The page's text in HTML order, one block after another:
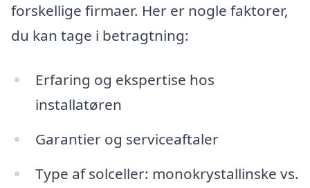
forskellige firmaer. Her er nogle faktorer,
du kan tage i betragtning:
Erfaring og ekspertise hos
installatøren
Garantier og serviceaftaler
Type af solceller: monokrystallinske vs.